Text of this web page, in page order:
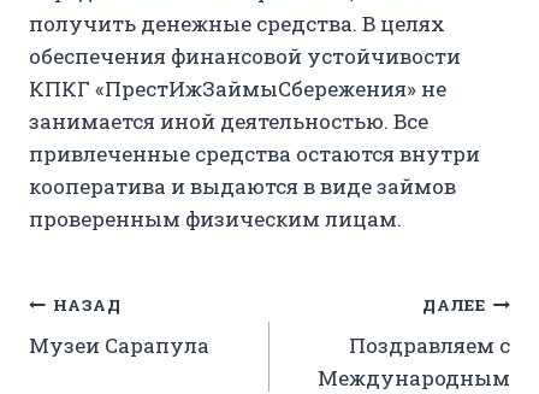
получить денежные средства. В целях
обеспечения финансовой устойчивости
КПКГ «ПрестИжЗаймыСбережения» не
занимается иной деятельностью. Все
привлеченные средства остаются внутри
кооператива и выдаются в виде займов
проверенным физическим лицам.
Навигация
по
НАЗАД
Музеи Сарапула
ДАЛЕЕ
Поздравляем с
Международным